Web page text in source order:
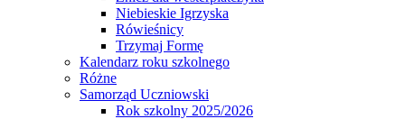
Niebieskie Igrzyska
Rówieśnicy
Trzymaj Formę
Kalendarz roku szkolnego
Różne
Samorząd Uczniowski
Rok szkolny 2025/2026